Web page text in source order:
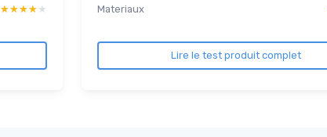
★★★★★
★★★★★
Materiaux
Lire le test produit complet